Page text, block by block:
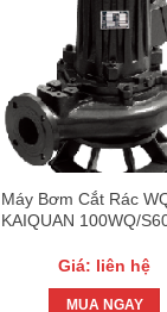
Máy Bơm Cắt Rác
KAIQUAN 100WQ/
Giá: liên hệ
MUA NGAY